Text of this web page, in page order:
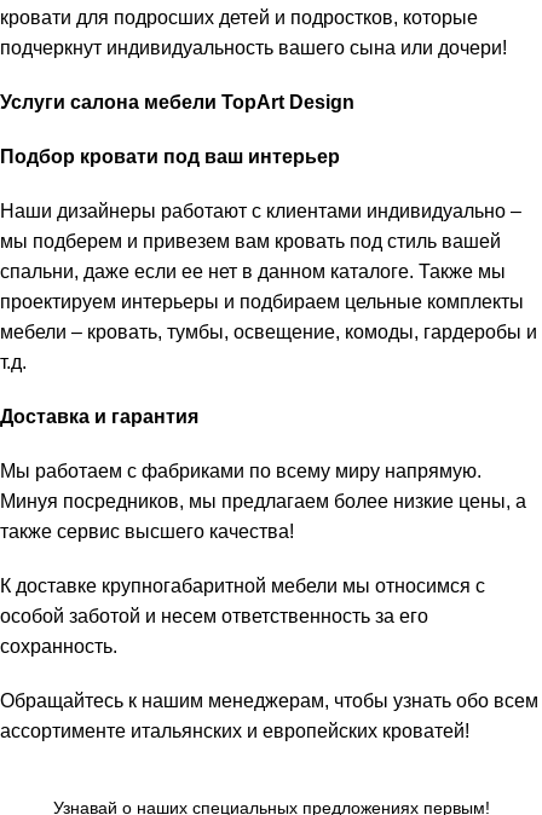
кровати для подросших детей и подростков, которые
подчеркнут индивидуальность вашего сына или дочери!
Услуги салона мебели TopArt Design
Подбор кровати под ваш интерьер
Наши дизайнеры работают с клиентами индивидуально –
мы подберем и привезем вам кровать под стиль вашей
спальни, даже если ее нет в данном каталоге. Также мы
проектируем интерьеры и подбираем цельные комплекты
мебели – кровать, тумбы, освещение, комоды, гардеробы и
т.д.
Доставка и гарантия
Мы работаем с фабриками по всему миру напрямую.
Минуя посредников, мы предлагаем более низкие цены, а
также сервис высшего качества!
К доставке крупногабаритной мебели мы относимся с
особой заботой и несем ответственность за его
сохранность.
Обращайтесь к нашим менеджерам, чтобы узнать обо всем
ассортименте итальянских и европейских кроватей!
Узнавай о наших специальных предложениях первым!